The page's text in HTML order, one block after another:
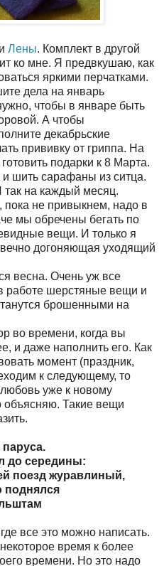
Лены. Комплект в другой
ко мне. Я предвкушаю, как
яркими перчатками.
дела на январь
чтобы в январе быть
А чтобы
декабрьские
прививку от гриппа. На
подарки к 8 Марта.
шить сарафаны из ситца.
на каждый месяц.
пока не привыкнем, надо в
мы обречены бегать по
вещи. И только я
догоняющая уходящий
весна. Очень уж все
работе шерстяные вещи и
брошенными на
во времени, когда вы
и даже наполнить его. Как
момент (праздник,
к следующему, то
уже к новому
объясняю. Такие вещи
паруса.
до середины:
поезд журавлиный,
поднялся
все это можно написать.
время к более
времени. Но это надо